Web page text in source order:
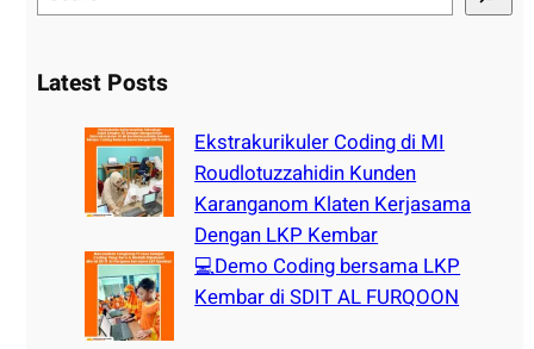
e
rLatest Posts
Ekstrakurikuler Coding di MI
Roudlotuzzahidin Kunden
Karanganom Klaten Kerjasama
Dengan LKP Kembar
💻Demo Coding bersama LKP
Kembar di SDIT AL FURQOON